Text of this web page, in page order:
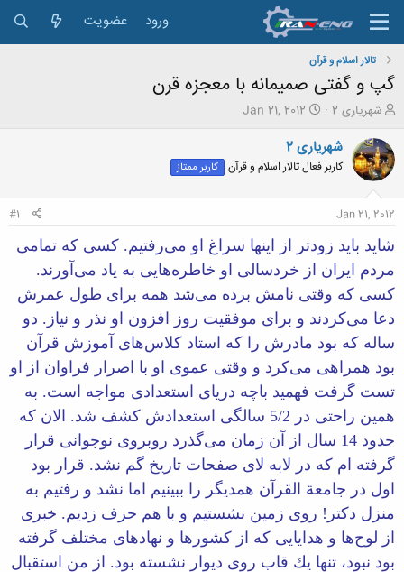
ورود عضویت
تالار اسلام و قرآن
گپ و گفتی صمیمانه با معجزه قرن
ش
و
ع
ک
ه
م
و
و
ع
شهریاری 2
ت
ر
ی
خ
ع
Jan 21, 2012
شهریاری 2
کاربر فعال تالار اسلام و قرآن کاربر ممتاز
Jan 21, 2012
#1
شاید باید زودتر از اینها سراغ او می‌رفتیم. كسی كه تمامی
مردم ایران از خردسالی او خاطره‌هایی به یاد می‌آورند.
كسی كه وقتی نامش برده می‌شد همه برای طول عمرش
دعا می‌كردند و برای موفقیت روز افزون او نذر و نیاز. دو
ساله كه بود مادرش را كه استاد كلاس‌های آموزش قرآن
بود همراهی می‌كرد و وقتی عموی او با اصرار فراوان از او
تست گرفت فهمید باچه دریای استعدادی مواجه است. به
همین راحتی در 5/2 سالگی استعدادش كشف شد. الان كه
حدود 14 سال از آن زمان می‌گذرد روبروی نوجوانی قرار
گرفته ام كه در لابه لای صفحات تاریخ گم نشد. قرار بود
اول در جامعة القرآن همدیگر را ببینیم اما نشد و رفتیم به
منزل دكتر! روی زمین نشستیم و با هم حرف زدیم. خبری
از لوح‌ها و هدایایی كه از كشورها و نهادهای مختلف گرفته
بود نبود، تنها یك قاب روی دیوار نشسته بود. از من استقبال